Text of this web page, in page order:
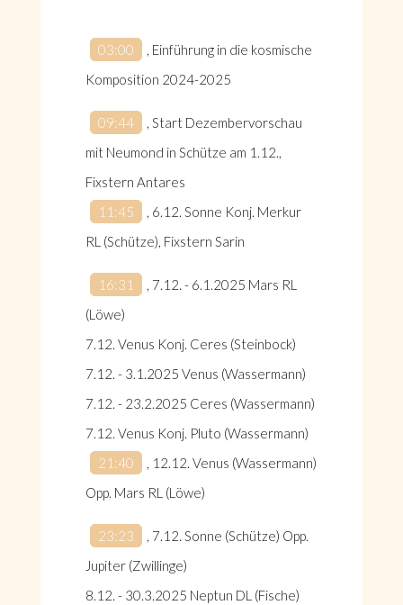
03:00
, Einführung in die kosmische
Komposition 2024-2025
09:44
, Start Dezembervorschau
mit Neumond in Schütze am 1.12.,
Fixstern Antares
11:45
, 6.12. Sonne Konj. Merkur
RL (Schütze), Fixstern Sarin
16:31
, 7.12. - 6.1.2025 Mars RL
(Löwe)
7.12. Venus Konj. Ceres (Steinbock)
7.12. - 3.1.2025 Venus (Wassermann)
7.12. - 23.2.2025 Ceres (Wassermann)
7.12. Venus Konj. Pluto (Wassermann)
21:40
, 12.12. Venus (Wassermann)
Opp. Mars RL (Löwe)
23:23
, 7.12. Sonne (Schütze) Opp.
Jupiter (Zwillinge)
8.12. - 30.3.2025 Neptun DL (Fische)